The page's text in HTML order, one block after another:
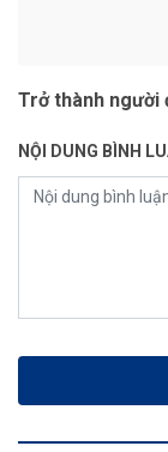
Trở thành người
NỘI DUNG BÌNH